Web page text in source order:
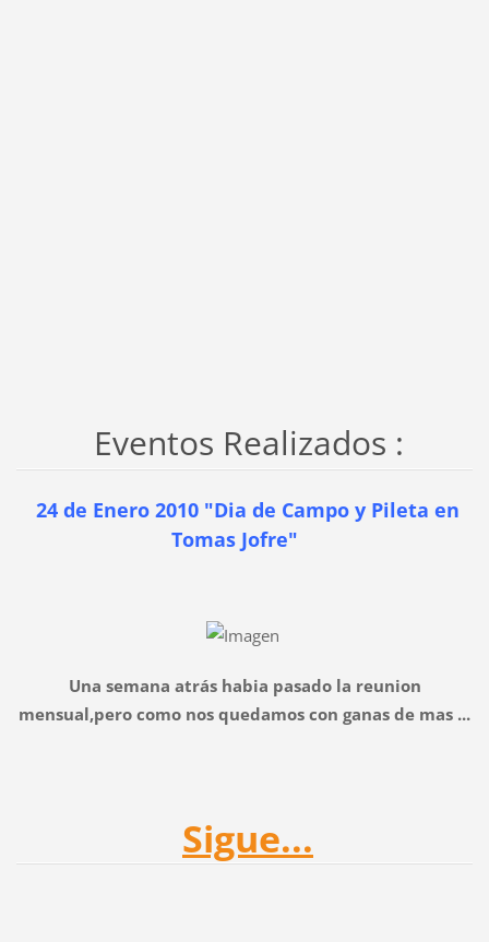
Eventos Realizados :
24 de Enero 2010 "Dia de Campo y Pileta en
Tomas Jofre"
Una semana atrás habia pasado la reunion
mensual,pero como nos quedamos con ganas de mas ...
Sigue...